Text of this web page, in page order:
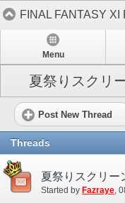
FINAL FANTASY XI
Menu
夏祭りスクリ
Post New Thread
Threads
夏祭りスクリー
Started by Fazraye‎,